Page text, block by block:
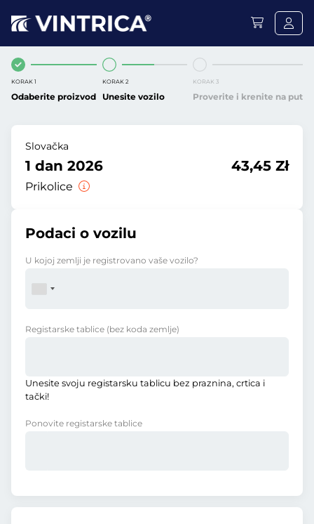
KORAK 1
Odaberite proizvod
KORAK 2
Unesite vozilo
KORAK 3
Proverite i krenite na put
Slovačka
1 dan 2026
Prikolice
43,45 Zł
Podaci o vozilu
U kojoj zemlji je registrovano vaše vozilo?
Registarske tablice (bez koda zemlje)
Unesite svoju registarsku tablicu bez praznina, crtica i
tački!
Ponovite registarske tablice